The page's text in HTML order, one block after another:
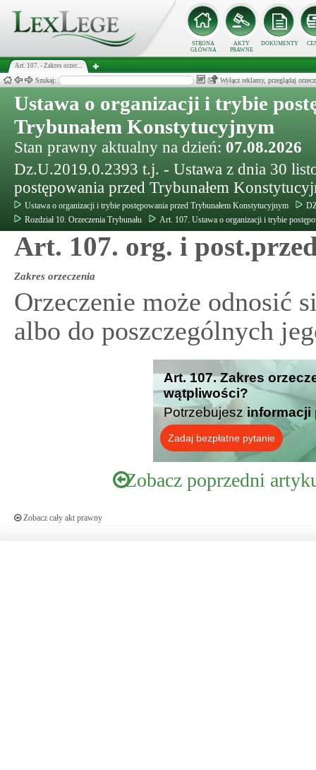
STRONA
GŁÓWNA
AKTY
PRAWNE
DOKUMENTY
Art. 107. - Zakres orzec...
Szukaj: Wyłącz reklamy, przeglądaj
Ustawa o organizacji i trybie
Trybunałem Konstytucyjnym
Stan prawny aktualny na dzień: 07.08.2026
Dz.U.2019.0.2393 t.j. - Ustawa z dnia 30
postępowania przed Trybunałem
Ustawa o organizacji i trybie postępowania przed Trybunałem Konstytucyjnym
Rozdział 10. Orzeczenia Trybunału
Art. 107. Ustawa o organizacji i trybie
Art. 107. org. i
Zakres orzeczenia
Orzeczenie może odnosić
albo do poszczególnych
Art. 107. Zakres
wątpliwości?
Potrzebujesz informacji
Zadaj bezpłatne pytanie
Zobacz poprzedni
Zobacz cały akt prawny